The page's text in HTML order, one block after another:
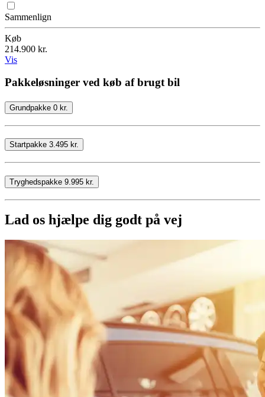
Sammenlign
Køb
214.900 kr.
Vis
Pakkeløsninger ved køb af brugt bil
Grundpakke 0 kr.
Startpakke 3.495 kr.
Tryghedspakke 9.995 kr.
Lad os hjælpe dig godt på vej